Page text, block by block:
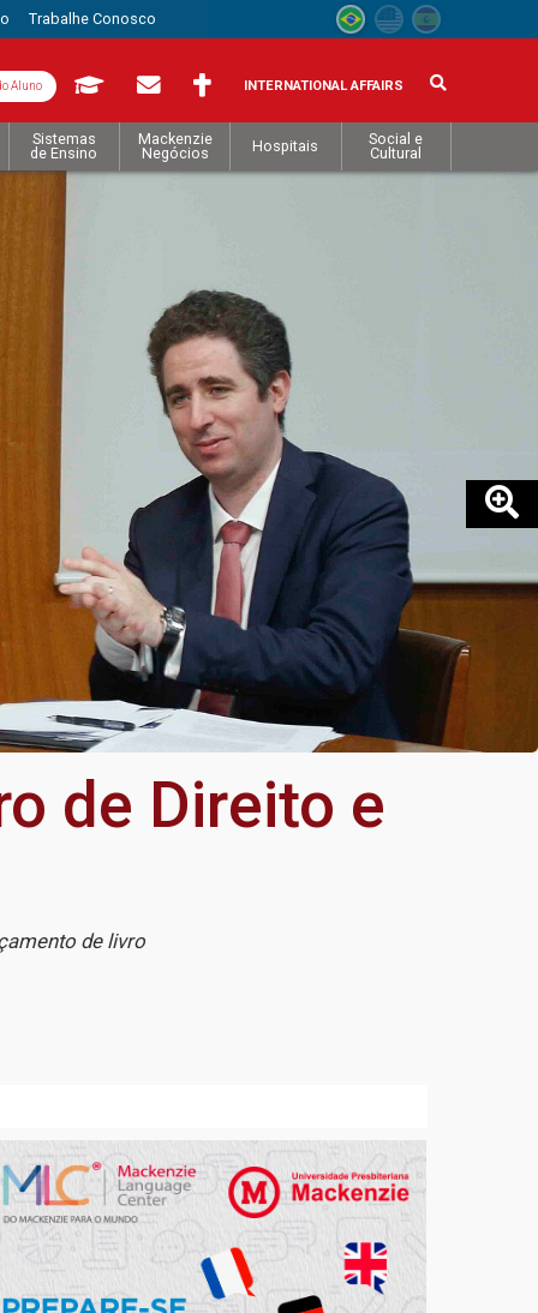
Trabalhe Conosco
Aluno INTERNATIONAL AFFAIRS
Sistemas
de Ensino
Mackenzie
Negócios
Hospitais
Social e
Cultural
de Direito e
de livro